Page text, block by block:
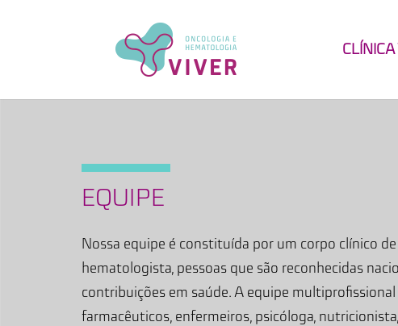
EQUIPE
Nossa equipe é constituída por um corpo clínico
hematologista, pessoas que são reconhecidas
contribuições em saúde. A equipe
farmacêuticos, enfermeiros, psicóloga,